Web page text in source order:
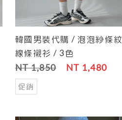
Cart
韓國男裝代購 / 泡泡紗條紋
線條襯衫 / 3色
NT 1,850 NT 1,480
促銷